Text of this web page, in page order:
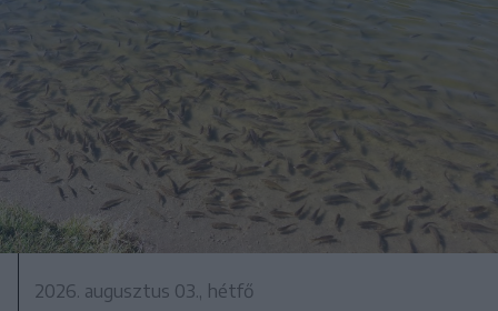
2026. augusztus 03., hétfő